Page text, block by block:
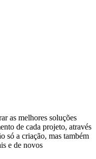
as melhores soluções
de cada projeto, através
só a criação, mas também
e de novos